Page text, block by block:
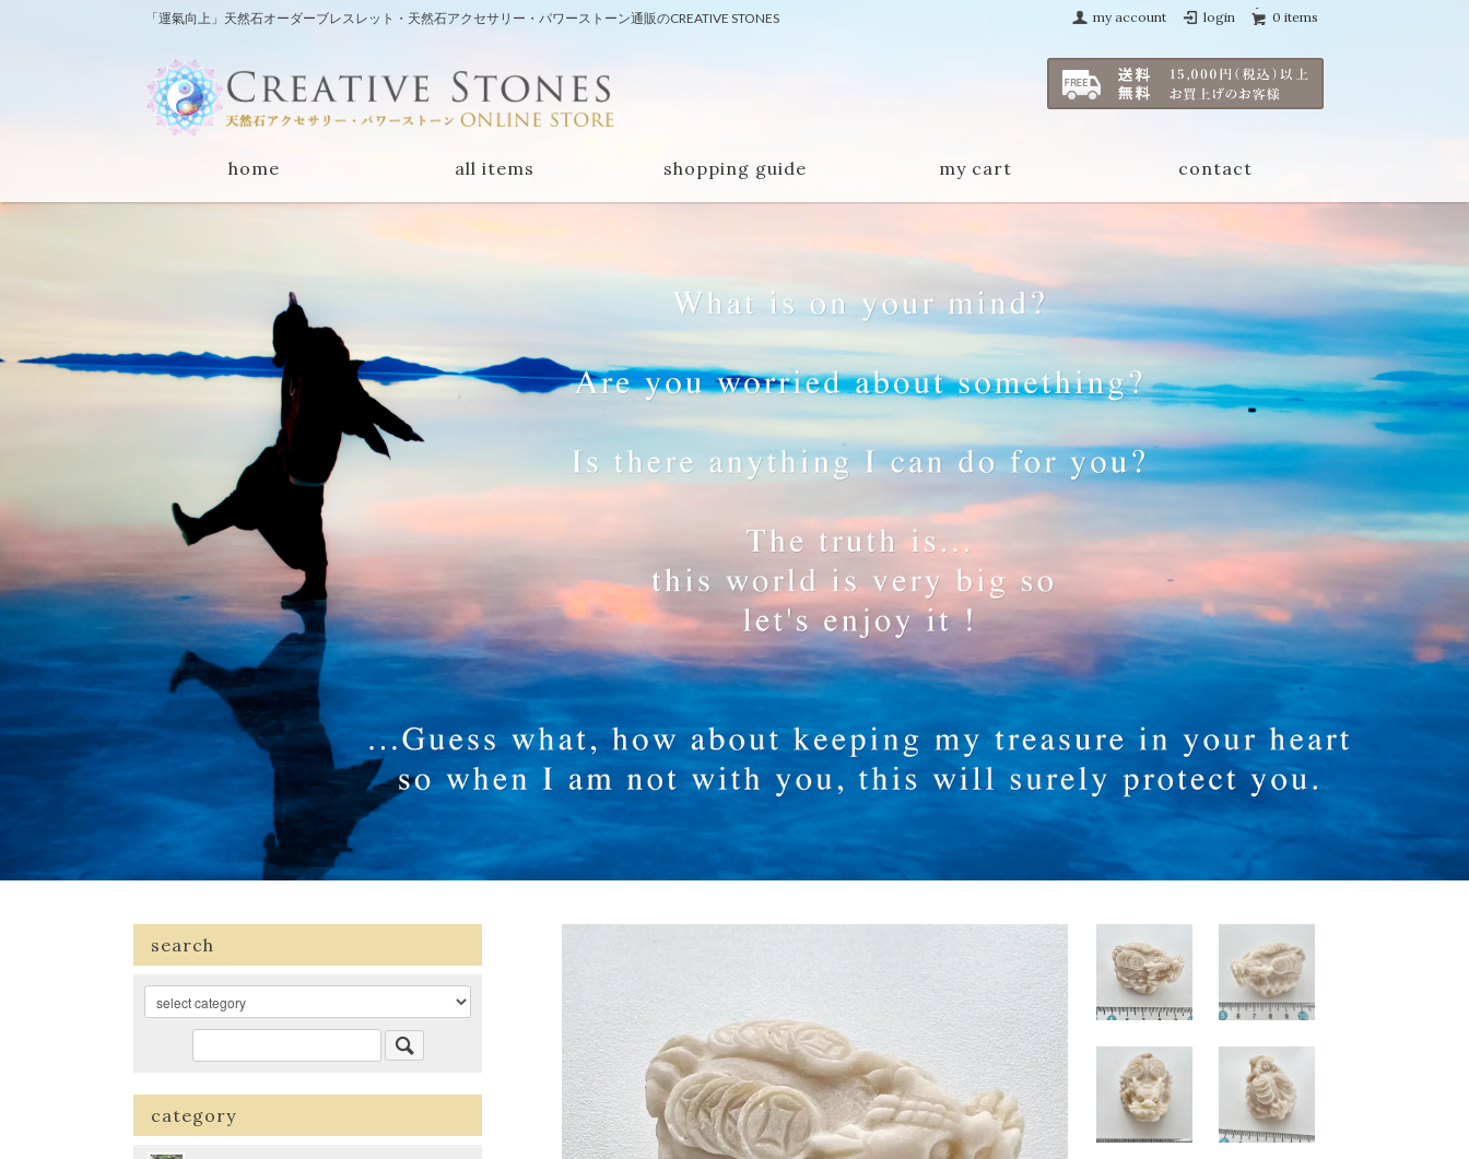
「運氣向上」天然石オーダーブレスレット・天然石アクセサリー・パワーストーン通販のCREATIVE STONES my account login 0 items
home all items shopping guide my cart contact
search
category